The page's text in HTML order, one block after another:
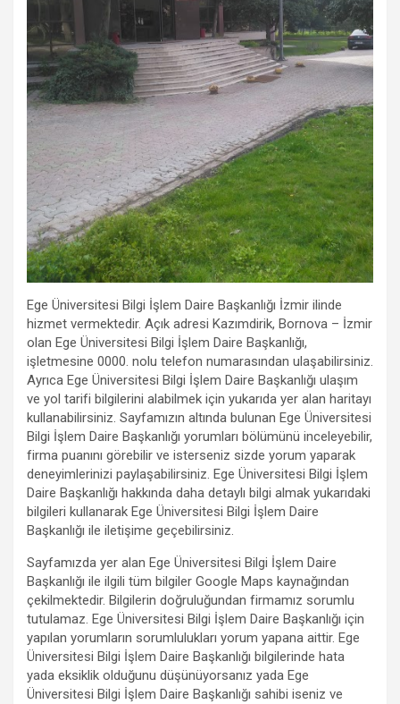
Ege Üniversitesi Bilgi İşlem Daire Başkanlığı İzmir ilinde
hizmet vermektedir. Açık adresi Kazımdirik, Bornova – İzmir
olan Ege Üniversitesi Bilgi İşlem Daire Başkanlığı,
işletmesine 0000. nolu telefon numarasından ulaşabilirsiniz.
Ayrıca Ege Üniversitesi Bilgi İşlem Daire Başkanlığı ulaşım
ve yol tarifi bilgilerini alabilmek için yukarıda yer alan haritayı
kullanabilirsiniz. Sayfamızın altında bulunan Ege Üniversitesi
Bilgi İşlem Daire Başkanlığı yorumları bölümünü inceleyebilir,
firma puanını görebilir ve isterseniz sizde yorum yaparak
deneyimlerinizi paylaşabilirsiniz. Ege Üniversitesi Bilgi İşlem
Daire Başkanlığı hakkında daha detaylı bilgi almak yukarıdaki
bilgileri kullanarak Ege Üniversitesi Bilgi İşlem Daire
Başkanlığı ile iletişime geçebilirsiniz.
Sayfamızda yer alan Ege Üniversitesi Bilgi İşlem Daire
Başkanlığı ile ilgili tüm bilgiler Google Maps kaynağından
çekilmektedir. Bilgilerin doğruluğundan firmamız sorumlu
tutulamaz. Ege Üniversitesi Bilgi İşlem Daire Başkanlığı için
yapılan yorumların sorumlulukları yorum yapana aittir. Ege
Üniversitesi Bilgi İşlem Daire Başkanlığı bilgilerinde hata
yada eksiklik olduğunu düşünüyorsanız yada Ege
Üniversitesi Bilgi İşlem Daire Başkanlığı sahibi iseniz ve